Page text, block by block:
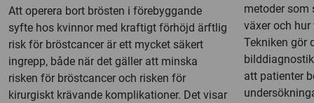
Att operera bort brösten i förebyggande
syfte hos kvinnor med kraftigt förhöjd ärftlig
risk för bröstcancer är ett mycket säkert
ingrepp, både när det gäller att minska
risken för bröstcancer och risken för
kirurgiskt krävande komplikationer. Det visar
metoder som
växer och
Tekniken gör
att patienter